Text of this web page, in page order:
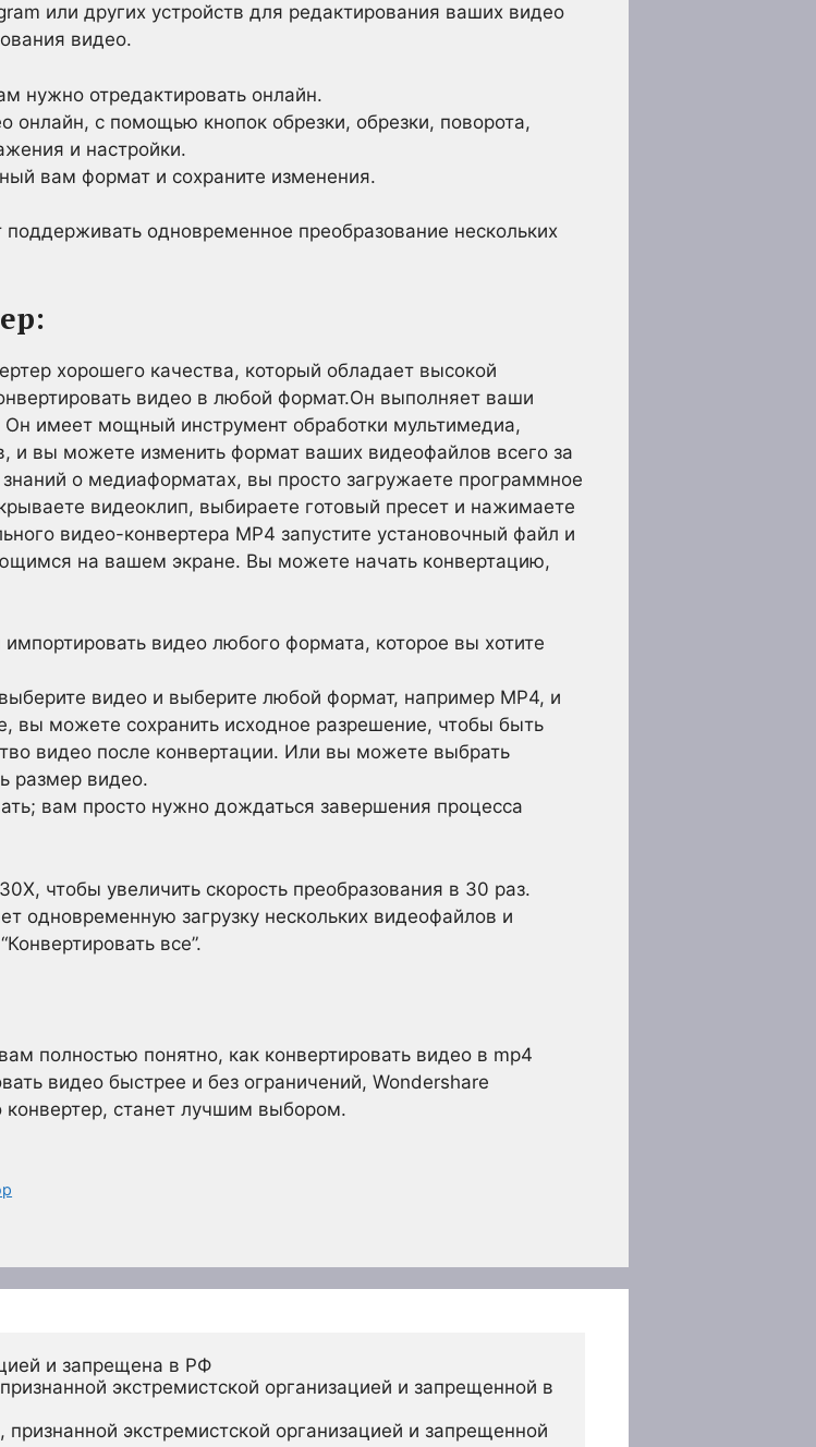
или других устройств для редактирования ваших видео
видео.
нужно отредактировать онлайн.
онлайн, с помощью кнопок обрезки, обрезки, поворота,
и настройки.
вам формат и сохраните изменения.
одновременное преобразование нескольких
хорошего качества, который обладает высокой
видео в любой формат.Он выполняет ваши
имеет мощный инструмент обработки мультимедиа,
вы можете изменить формат ваших видеофайлов всего за
о медиаформатах, вы просто загружаете программное
видеоклип, выбираете готовый пресет и нажимаете
видео-конвертера MP4 запустите установочный файл и
на вашем экране. Вы можете начать конвертацию,
видео любого формата, которое вы хотите
видео и выберите любой формат, например MP4, и
вы можете сохранить исходное разрешение, чтобы быть
видео после конвертации. Или вы можете выбрать
размер видео.
вам просто нужно дождаться завершения процесса
чтобы увеличить скорость преобразования в 30 раз.
одновременную загрузку нескольких видеофайлов и
все”.
полностью понятно, как конвертировать видео в mp4
видео быстрее и без ограничений, Wondershare
станет лучшим выбором.
и запрещена в РФ
экстремистской организацией и запрещенной в
экстремистской организацией и запрещенной